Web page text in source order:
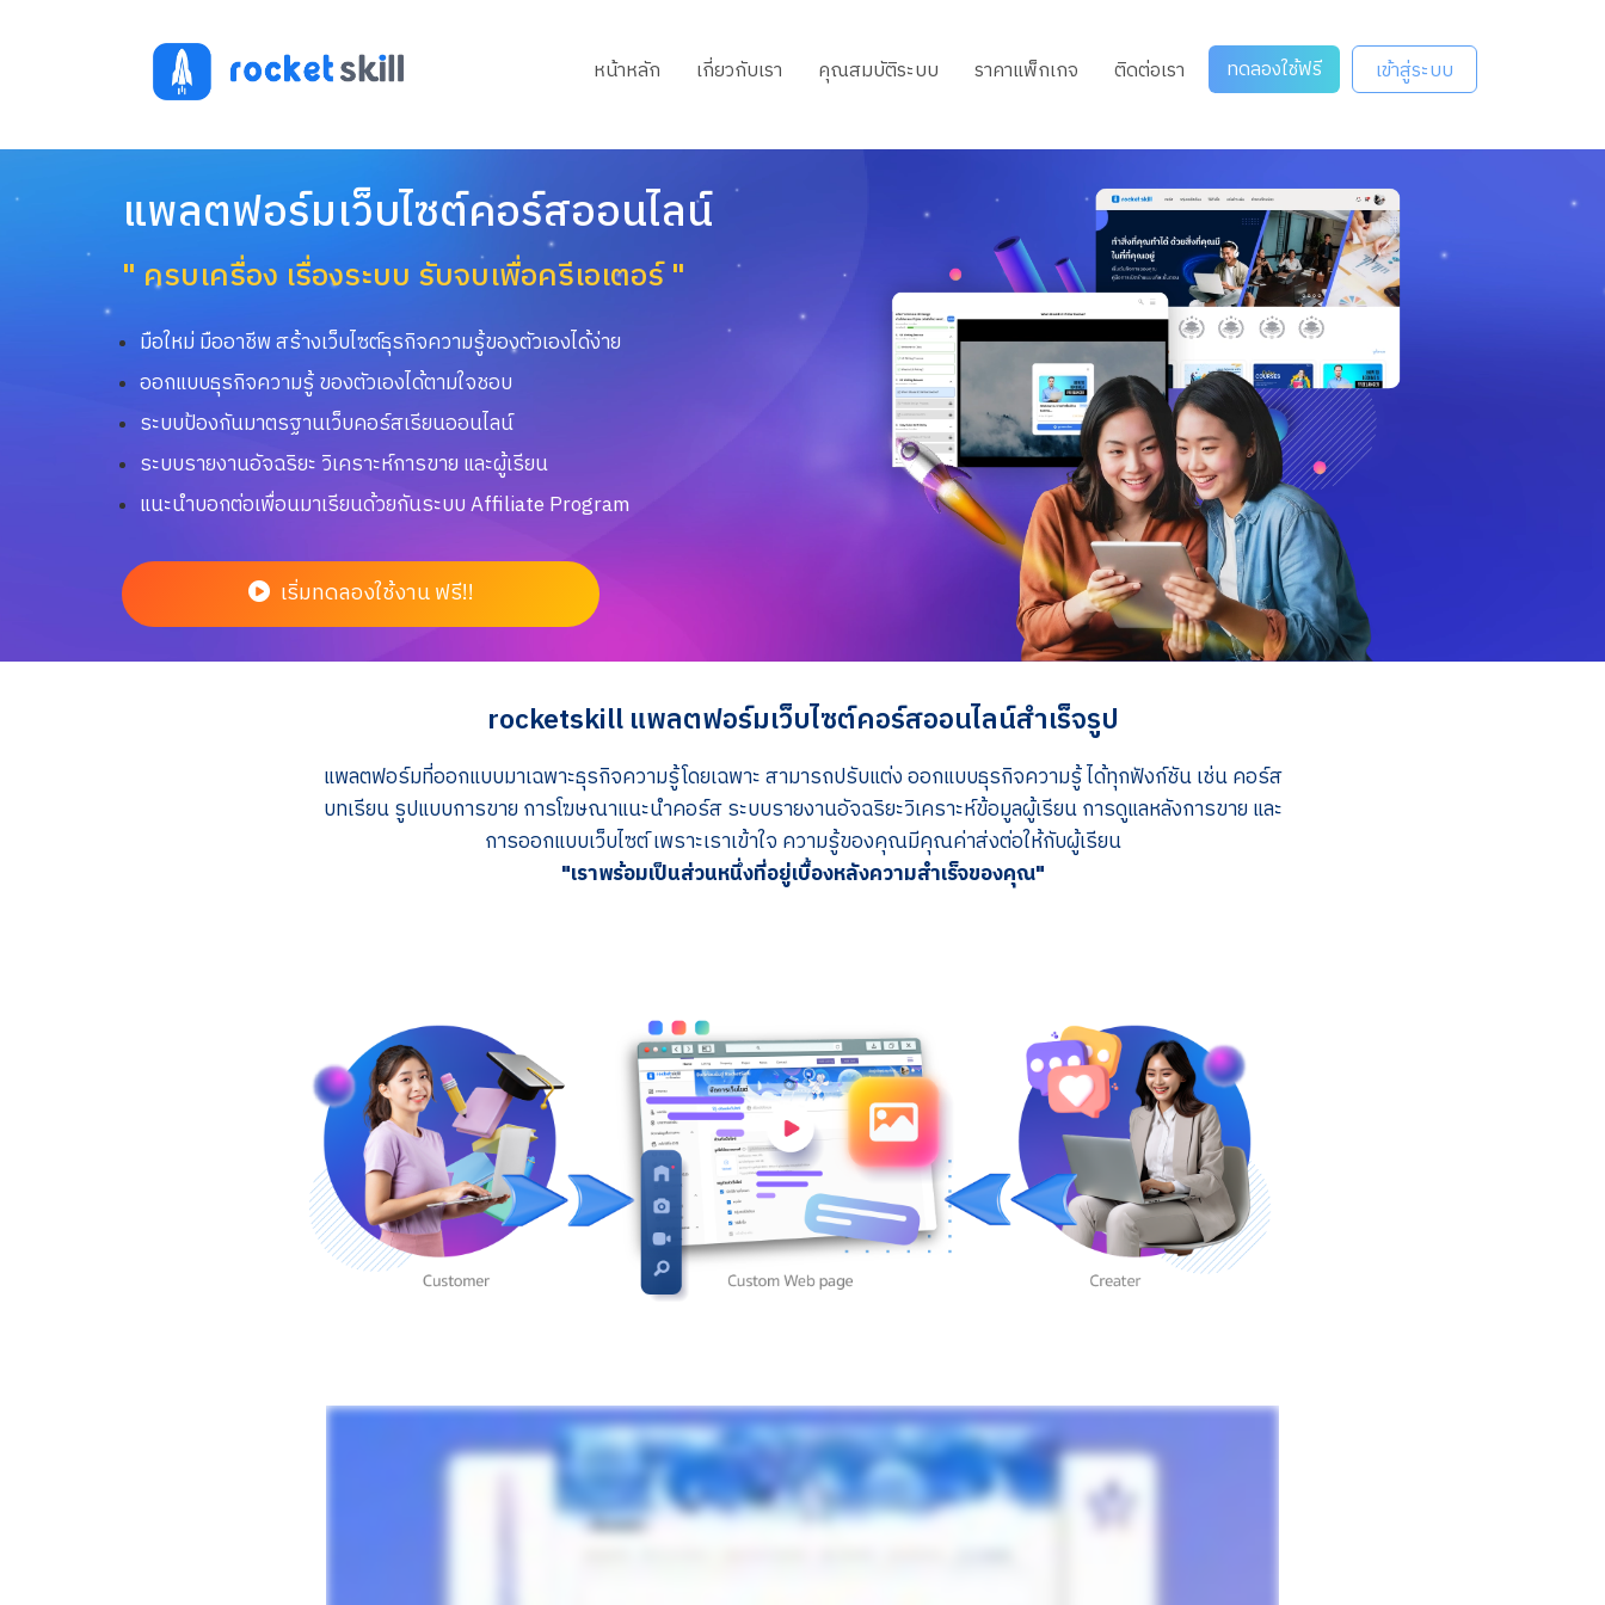
หน้าหลัก เกี่ยวกับเรา คุณสมบัติระบบ ราคาแพ็กเกจ ติดต่อเรา ทดลองใช้ฟรี เข้าสู่ระบบ
แพลตฟอร์มเว็บไซต์คอร์สออนไลน์
" ครบเครื่อง เรื่องระบบ รับจบเพื่อครีเอเตอร์ "
มือใหม่ มืออาชีพ สร้างเว็บไซต์ธุรกิจความรู้ของตัวเองได้ง่าย
ออกแบบธุรกิจความรู้ ของตัวเองได้ตามใจชอบ
ระบบป้องกันมาตรฐานเว็บคอร์สเรียนออนไลน์
ระบบรายงานอัจฉริยะ วิเคราะห์การขาย และผู้เรียน
แนะนำบอกต่อเพื่อนมาเรียนด้วยกันระบบ Affiliate Program
เริ่มทดลองใช้งาน ฟรี!!
rocketskill แพลตฟอร์มเว็บไซต์คอร์สออนไลน์สำเร็จรูป
แพลตฟอร์มที่ออกแบบมาเฉพาะธุรกิจความรู้โดยเฉพาะ สามารถปรับแต่ง ออกแบบธุรกิจความรู้ ได้ทุกฟังก์ชัน เช่น คอร์ส
บทเรียน รูปแบบการขาย การโฆษณาแนะนำคอร์ส ระบบรายงานอัจฉริยะวิเคราะห์ข้อมูลผู้เรียน การดูแลหลังการขาย และ
การออกแบบเว็บไซต์ เพราะเราเข้าใจ ความรู้ของคุณมีคุณค่าส่งต่อให้กับผู้เรียน
"เราพร้อมเป็นส่วนหนึ่งที่อยู่เบื้องหลังความสำเร็จของคุณ"